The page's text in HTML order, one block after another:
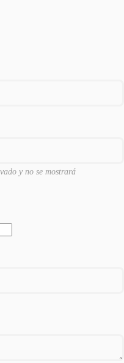
y no se mostrará